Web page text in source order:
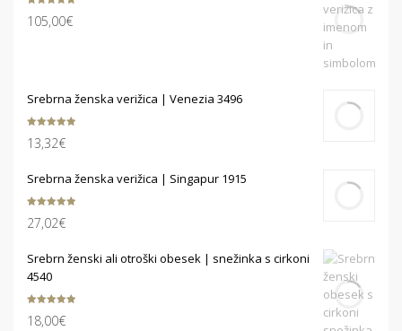
5.00od 5
105,00€
Srebrna ženska verižica | Venezia 3496
5.00 od 5
13,32€
Srebrna ženska verižica | Singapur 1915
5.00 od 5
27,02€
Srebrn ženski ali otroški obesek | snežinka s cirkoni
4540
5.00 od 5
18,00€